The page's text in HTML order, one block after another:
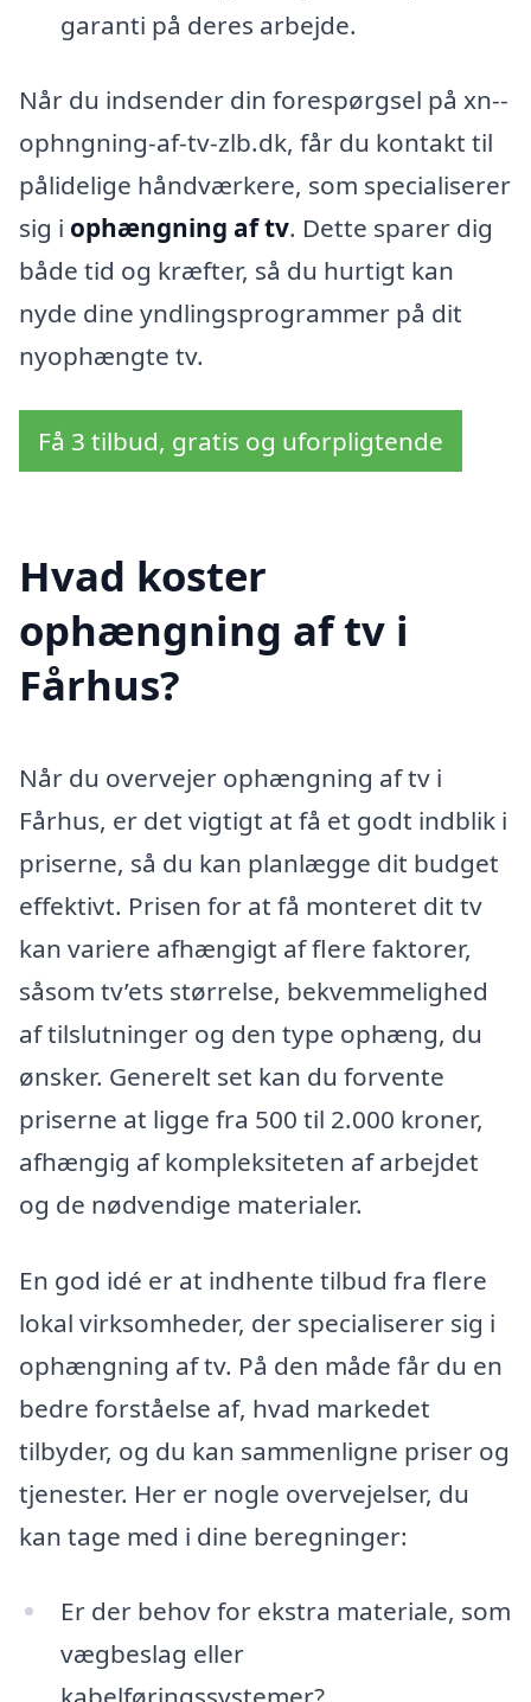
garanti på deres arbejde.
Når du indsender din forespørgsel på xn--
ophngning-af-tv-zlb.dk, får du kontakt til
pålidelige håndværkere, som specialiserer
sig i ophængning af tv. Dette sparer dig
både tid og kræfter, så du hurtigt kan
nyde dine yndlingsprogrammer på dit
nyophængte tv.
Få 3 tilbud, gratis og uforpligtende
Hvad koster
ophængning af tv i
Fårhus?
Når du overvejer ophængning af tv i
Fårhus, er det vigtigt at få et godt indblik i
priserne, så du kan planlægge dit budget
effektivt. Prisen for at få monteret dit tv
kan variere afhængigt af flere faktorer,
såsom tv’ets størrelse, bekvemmelighed
af tilslutninger og den type ophæng, du
ønsker. Generelt set kan du forvente
priserne at ligge fra 500 til 2.000 kroner,
afhængig af kompleksiteten af arbejdet
og de nødvendige materialer.
En god idé er at indhente tilbud fra flere
lokal virksomheder, der specialiserer sig i
ophængning af tv. På den måde får du en
bedre forståelse af, hvad markedet
tilbyder, og du kan sammenligne priser og
tjenester. Her er nogle overvejelser, du
kan tage med i dine beregninger:
Er der behov for ekstra materiale, som
vægbeslag eller